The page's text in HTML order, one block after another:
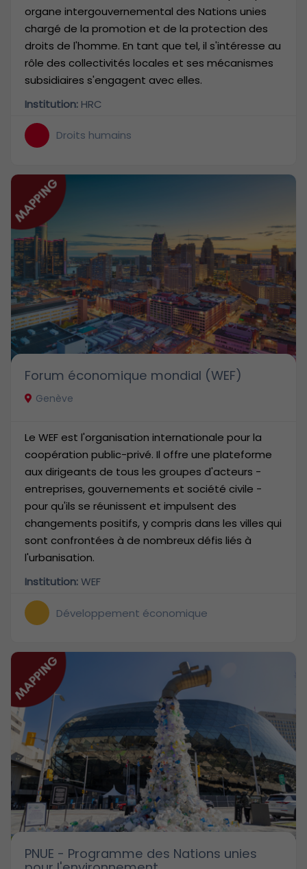
organe intergouvernemental des Nations unies
chargé de la promotion et de la protection des
droits de l'homme. En tant que tel, il s'intéresse au
rôle des collectivités locales et ses mécanismes
subsidiaires s'engagent avec elles.
Institution: HRC
Droits humains
Forum économique mondial (WEF)
Genève
Le WEF est l'organisation internationale pour la
coopération public-privé. Il offre une plateforme
aux dirigeants de tous les groupes d'acteurs -
entreprises, gouvernements et société civile -
pour qu'ils se réunissent et impulsent des
changements positifs, y compris dans les villes qui
sont confrontées à de nombreux défis liés à
l'urbanisation.
Institution:WEF
Développement économique
PNUE - Programme des Nations unies